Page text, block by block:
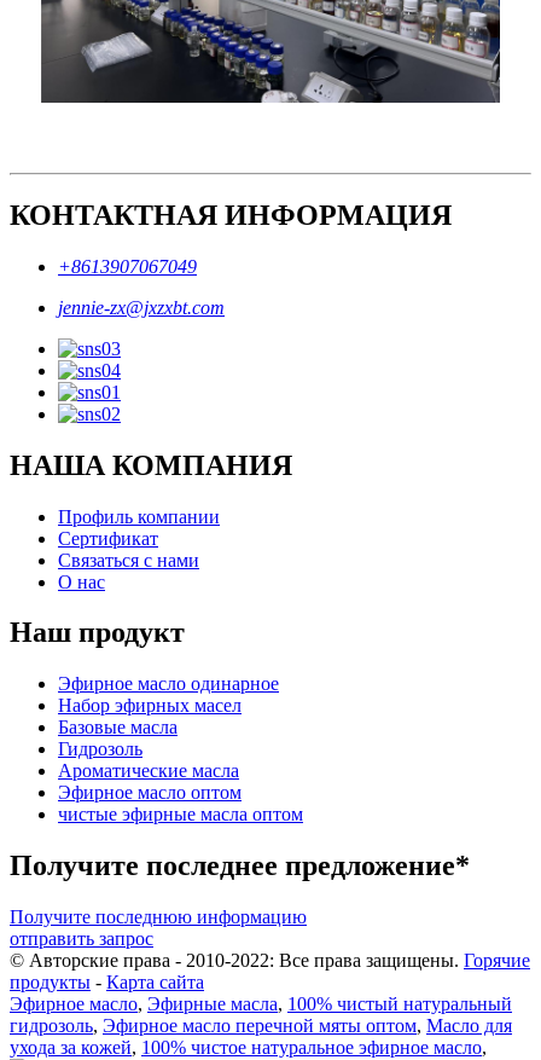
КОНТАКТНАЯ ИНФОРМАЦИЯ
+8613907067049
jennie-zx@jxzxbt.com
НАША КОМПАНИЯ
Профиль компании
Сертификат
Связаться с нами
О нас
Наш продукт
Эфирное масло одинарное
Набор эфирных масел
Базовые масла
Гидрозоль
Ароматические масла
Эфирное масло оптом
чистые эфирные масла оптом
Получите последнее предложение*
Получите последнюю информацию
отправить запрос
© Авторские права - 2010-2022: Все права защищены. Горячие
продукты - Карта сайта
Эфирное масло, Эфирные масла, 100% чистый натуральный
гидрозоль, Эфирное масло перечной мяты оптом, Масло для
ухода за кожей, 100% чистое натуральное эфирное масло,